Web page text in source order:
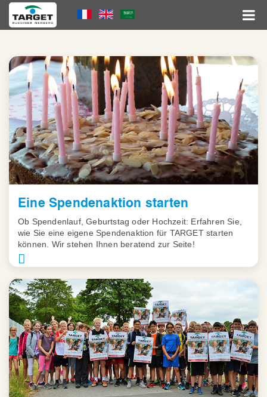
Direkt
zum
Inhalt
Language
Menu
Eine Spendenaktion starten
Ob Spendenlauf, Geburtstag oder Hochzeit: Erfahren Sie,
wie Sie eine eigene Spendenaktion für TARGET starten
können. Wir stehen Ihnen beratend zur Seite!